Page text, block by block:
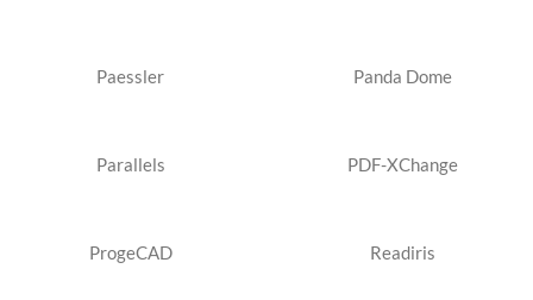
Paessler Panda Dome
Parallels PDF-XChange
ProgeCAD Readiris